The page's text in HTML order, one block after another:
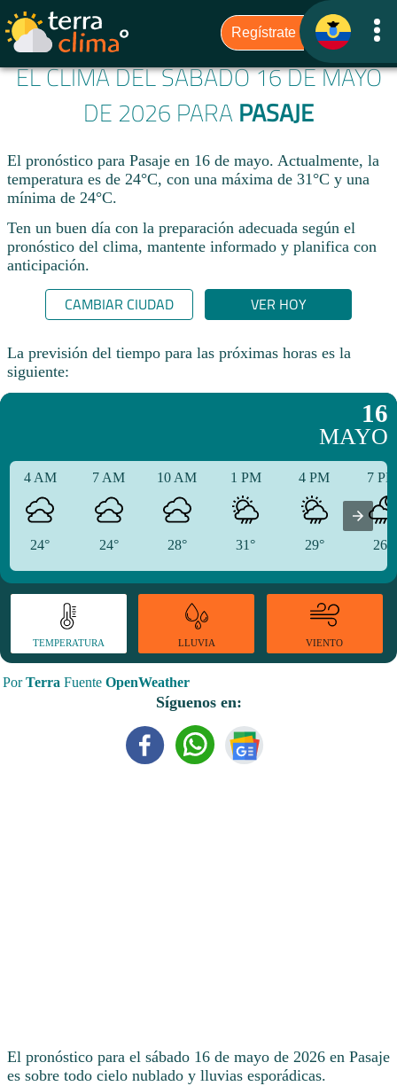
EL CLIMA DEL SÁBADO 16 DE MAYO
DE 2026 PARA PASAJE
El pronóstico para Pasaje en 16 de mayo. Actualmente, la
temperatura es de 24°C, con una máxima de 31°C y una
mínima de 24°C.
Ten un buen día con la preparación adecuada según el
pronóstico del clima, mantente informado y planifica con
anticipación.​
CAMBIAR CIUDAD VER HOY
La previsión del tiempo para las próximas horas es la
siguiente:
16
MAYO
4 AM
24°
7 AM
24°
10 AM
28°
1 PM
31°
4 PM
29°
7
26°
TEMPERATURA LLUVIA VIENTO
PorTerra Fuente OpenWeather
Síguenos en:
El pronóstico para el sábado 16 de mayo de 2026 en Pasaje
es sobre todo cielo nublado y lluvias esporádicas.